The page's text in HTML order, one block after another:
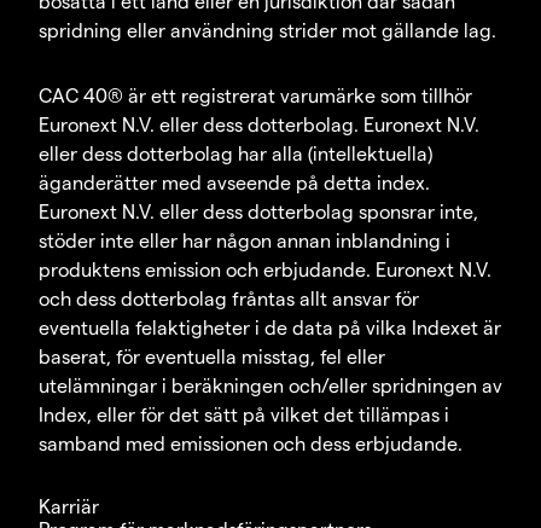
spridning eller användning strider mot gällande lag.
CAC 40® är ett registrerat varumärke som tillhör
Euronext N.V. eller dess dotterbolag. Euronext N.V.
eller dess dotterbolag har alla (intellektuella)
äganderätter med avseende på detta index.
Euronext N.V. eller dess dotterbolag sponsrar inte,
stöder inte eller har någon annan inblandning i
produktens emission och erbjudande. Euronext N.V.
och dess dotterbolag fråntas allt ansvar för
eventuella felaktigheter i de data på vilka Indexet är
baserat, för eventuella misstag, fel eller
utelämningar i beräkningen och/eller spridningen av
Index, eller för det sätt på vilket det tillämpas i
samband med emissionen och dess erbjudande.
Karriär